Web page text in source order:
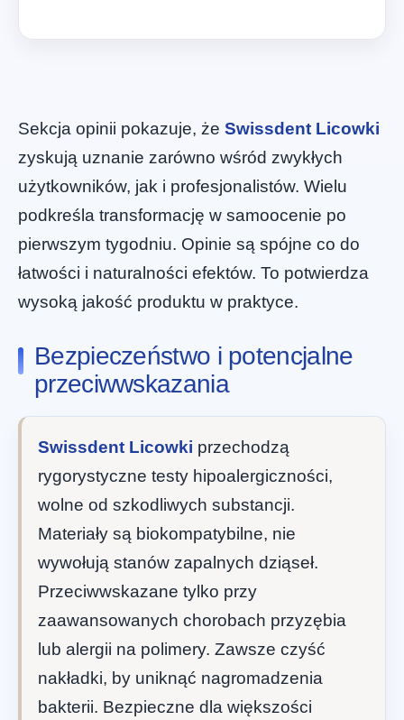
Sekcja opinii pokazuje, że Swissdent Licowki
zyskują uznanie zarówno wśród zwykłych
użytkowników, jak i profesjonalistów. Wielu
podkreśla transformację w samoocenie po
pierwszym tygodniu. Opinie są spójne co do
łatwości i naturalności efektów. To potwierdza
wysoką jakość produktu w praktyce.
Bezpieczeństwo i potencjalne
przeciwwskazania
Swissdent Licowki przechodzą
rygorystyczne testy hipoalergiczności,
wolne od szkodliwych substancji.
Materiały są biokompatybilne, nie
wywołują stanów zapalnych dziąseł.
Przeciwwskazane tylko przy
zaawansowanych chorobach przyzębia
lub alergii na polimery. Zawsze czyść
nakładki, by uniknąć nagromadzenia
bakterii. Bezpieczne dla większości